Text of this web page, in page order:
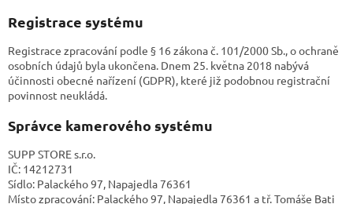
Registrace systému
Registrace zpracování podle § 16 zákona č. 101/2000 Sb., o ochraně
osobních údajů byla ukončena. Dnem 25. května 2018 nabývá
účinnosti obecné nařízení (GDPR), které již podobnou registrační
povinnost neukládá.
Správce kamerového systému
SUPP STORE s.r.o.
IČ: 14212731
Sídlo: Palackého 97, Napajedla 76361
Místo zpracování: Palackého 97, Napajedla 76361 a tř. Tomáše Bati